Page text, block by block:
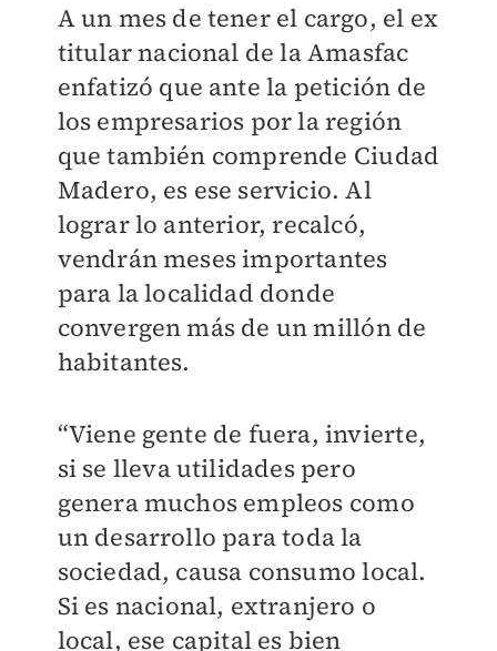
A un mes de tener el cargo, el ex
titular nacional de la Amasfac
enfatizó que ante la petición de
los empresarios por la región
que también comprende Ciudad
Madero, es ese servicio. Al
lograr lo anterior, recalcó,
vendrán meses importantes
para la localidad donde
convergen más de un millón de
habitantes.
“Viene gente de fuera, invierte,
si se lleva utilidades pero
genera muchos empleos como
un desarrollo para toda la
sociedad, causa consumo local.
Si es nacional, extranjero o
local, ese capital es bien